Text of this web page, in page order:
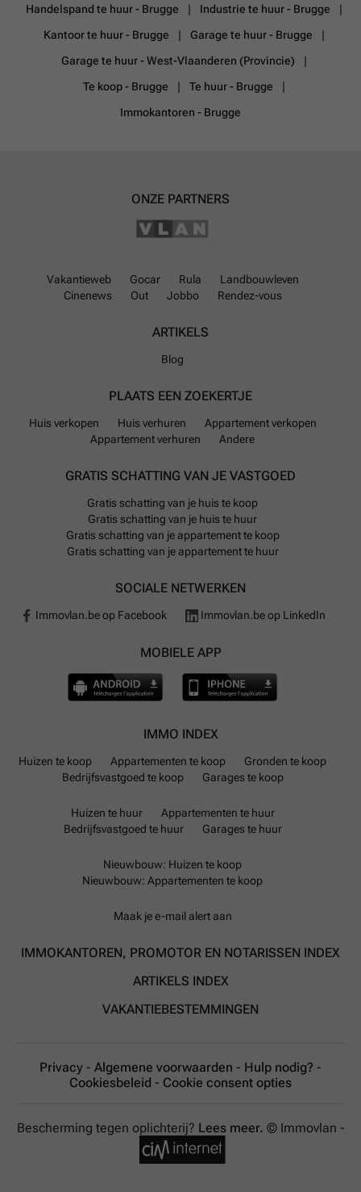
Handelspand te huur - Brugge
Industrie te huur - Brugge
Kantoor te huur - Brugge
Garage te huur - Brugge
Garage te huur - West-Vlaanderen (Provincie)
Te koop - Brugge
Te huur - Brugge
Immokantoren - Brugge
ONZE PARTNERS
Vakantieweb Gocar Rula
Landbouwleven
Cinenews
Out Jobbo Rendez-vous
ARTIKELS
Blog
PLAATS EEN ZOEKERTJE
Huis verkopen Huis verhuren
Appartement verkopen
Appartement verhuren
Andere
GRATIS SCHATTING VAN JE VASTGOED
Gratis schatting van je huis te koop
Gratis schatting van je huis te huur
Gratis schatting van je appartement te koop
Gratis schatting van je appartement te huur
SOCIALE NETWERKEN
Immovlan.be op Facebook Immovlan.be op LinkedIn
MOBIELE APP
IMMO INDEX
Huizen te koop Appartementen te koop
Gronden te koop
Bedrijfsvastgoed te koop
Garages te koop
Huizen te huur
Appartementen te huur
Bedrijfsvastgoed te huur
Garages te huur
Nieuwbouw: Huizen te koop
Nieuwbouw: Appartementen te koop
Maak je e-mail alert aan
IMMOKANTOREN, PROMOTOR EN NOTARISSEN INDEX
ARTIKELS INDEX
VAKANTIEBESTEMMINGEN
Privacy - Algemene voorwaarden - Hulp nodig? -
Cookiesbeleid - Cookie consent opties
Bescherming tegen oplichterij? Lees meer. © Immovlan -